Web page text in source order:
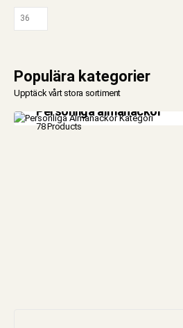
Populära kategorier
Upptäck vårt stora sortiment
Personliga almanackor
78 Products